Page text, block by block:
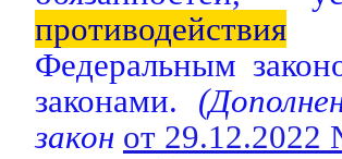
противодействия
Федеральным
законами.
закон от